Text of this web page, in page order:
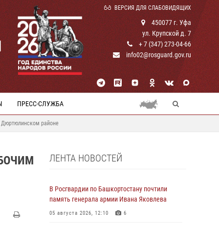
ВЕРСИЯ ДЛЯ СЛАБОВИДЯЩИХ
450077 г. Уфа
ул. Крупской д. 7
+ 7 (347) 273-04-66
info02@rosguard.gov.ru
ПРЕСС-СЛУЖБА
Дюртюлинском районе
ЛЕНТА НОВОСТЕЙ
В Росгвардии по Башкортостану почтили
память генерала армии Ивана Яковлева
05 августа 2026, 12:10 6